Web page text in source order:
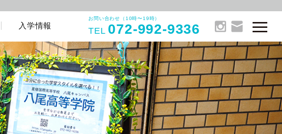
入学情報
お問い合わせ（10時〜19時）
TEL 072-992-9336